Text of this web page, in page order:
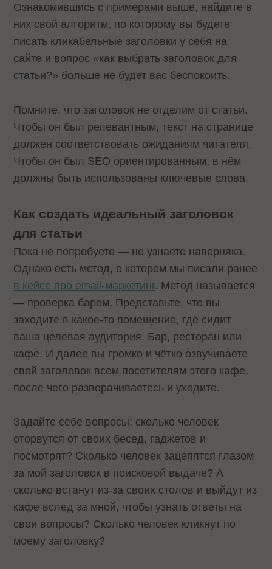
Ознакомившись с примерами выше, найдите в
них свой алгоритм, по которому вы будете
писать кликабельные заголовки у себя на
сайте и вопрос «как выбрать заголовок для
статьи?» больше не будет вас беспокоить.
Помните, что заголовок не отделим от статьи.
Чтобы он был релевантным, текст на странице
должен соответствовать ожиданиям читателя.
Чтобы он был SEO ориентированным, в нём
должны быть использованы ключевые слова.
Как создать идеальный заголовок
для статьи
Пока не попробуете — не узнаете наверняка.
Однако есть метод, о котором мы писали ранее
в кейсе про email-маркетинг. Метод называется
— проверка баром. Представьте, что вы
заходите в какое-то помещение, где сидит
ваша целевая аудитория. Бар, ресторан или
кафе. И далее вы громко и чётко озвучиваете
свой заголовок всем посетителям этого кафе,
после чего разворачиваетесь и уходите.
Задайте себе вопросы: сколько человек
оторвутся от своих бесед, гаджетов и
посмотрят? Сколько человек зацепятся глазом
за мой заголовок в поисковой выдаче? А
сколько встанут из-за своих столов и выйдут из
кафе вслед за мной, чтобы узнать ответы на
свои вопросы? Сколько человек кликнут по
моему заголовку?